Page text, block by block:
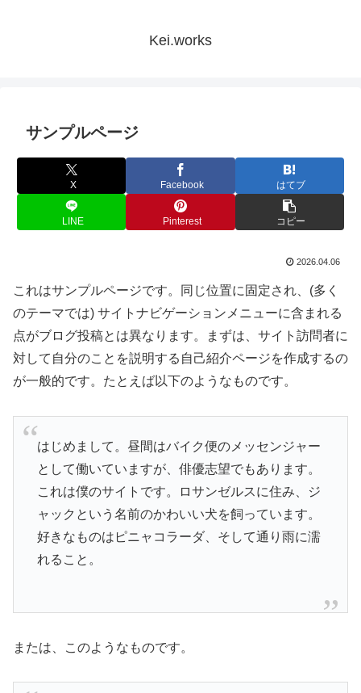
Kei.works
サンプルページ
X Facebook はてブ
LINE Pinterest コピー
2026.04.06
これはサンプルページです。同じ位置に固定され、(多く
のテーマでは) サイトナビゲーションメニューに含まれる
点がブログ投稿とは異なります。まずは、サイト訪問者に
対して自分のことを説明する自己紹介ページを作成するの
が一般的です。たとえば以下のようなものです。
はじめまして。昼間はバイク便のメッセンジャー
として働いていますが、俳優志望でもあります。
これは僕のサイトです。ロサンゼルスに住み、ジ
ャックという名前のかわいい犬を飼っています。
好きなものはピニャコラーダ、そして通り雨に濡
れること。
または、このようなものです。